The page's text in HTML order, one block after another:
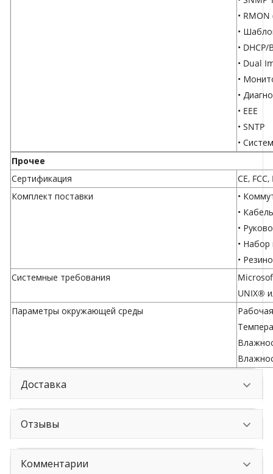
•
•
•
• Dual
•
•
• EEE
• SNTP
•
Прочее
Сертификация
CE, FCC,
Комплект поставки
•
•
•
• Набор
•
Системные требования
UNIX®
Параметры окружающей среды
Доставка
Отзывы
Комментарии